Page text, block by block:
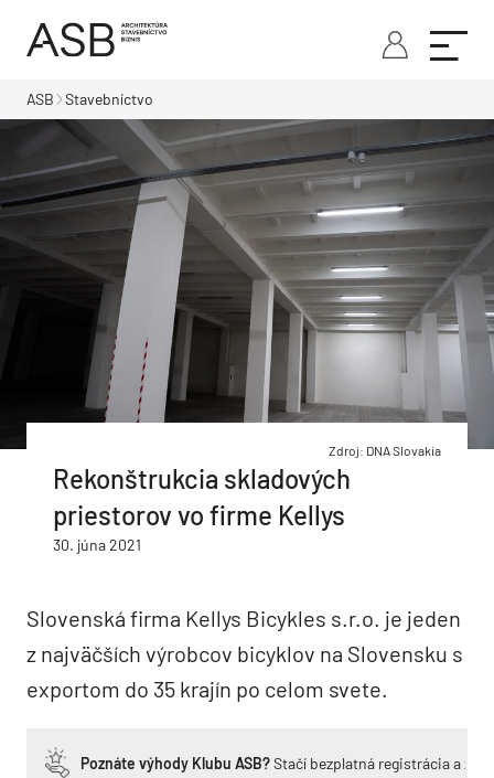
ASB Stavebníctvo
Zdroj: DNA Slovakia
Rekonštrukcia skladových
priestorov vo firme Kellys
30. júna 2021
Slovenská firma Kellys Bicykles s.r.o. je jeden
z najväčších výrobcov bicyklov na Slovensku s
exportom do 35 krajín po celom svete.
Poznáte výhody Klubu ASB?Stačí bezplatná registrácia a